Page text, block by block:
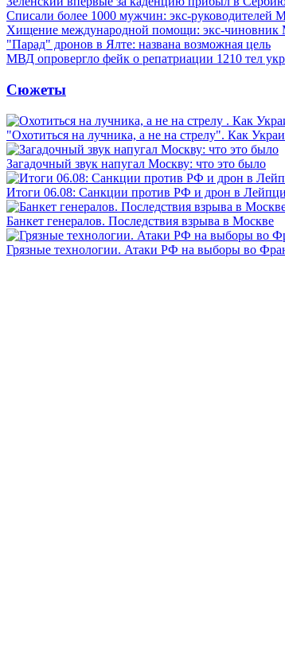
Списали более 1000 мужчин: экс-руководителей
Хищение международной помощи: экс-
"Парад" дронов в Ялте: названа возможная цель
МВД опровергло фейк о репатриации 1210 тел
Сюжеты
"Охотиться на лучника, а не на стрелу". Как
Загадочный звук напугал Москву: что это было
Итоги 06.08: Санкции против РФ и дрон в
Банкет генералов. Последствия взрыва в Москве
Грязные технологии. Атаки РФ на выборы во